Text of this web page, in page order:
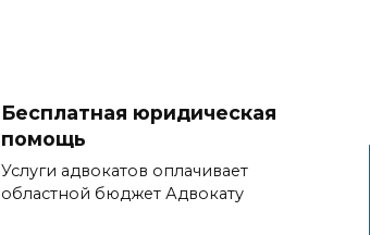
Бесплатная юридическая
помощь
Услуги адвокатов оплачивает
областной бюджет Адвокату